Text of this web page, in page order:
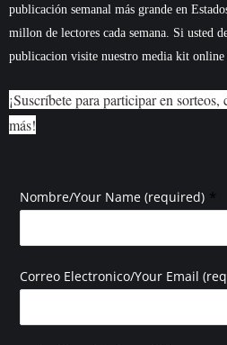
publicación semanal más grande en
millon de lectores cada semana. Si usted
publicacion visite nuestro media kit online
¡Suscríbete para participar en
más!
Nombre/Your Name (required) *
Correo Electronico/Your Email